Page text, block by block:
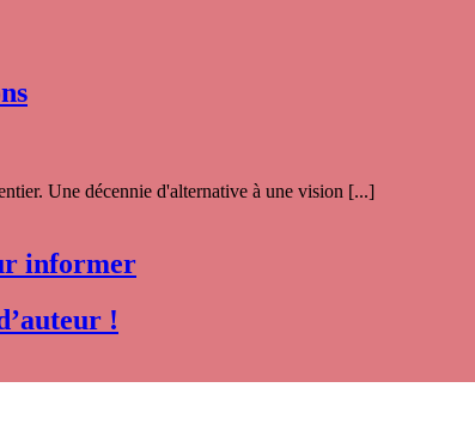
Une décennie d'alternative à une vision [...]
informer
!